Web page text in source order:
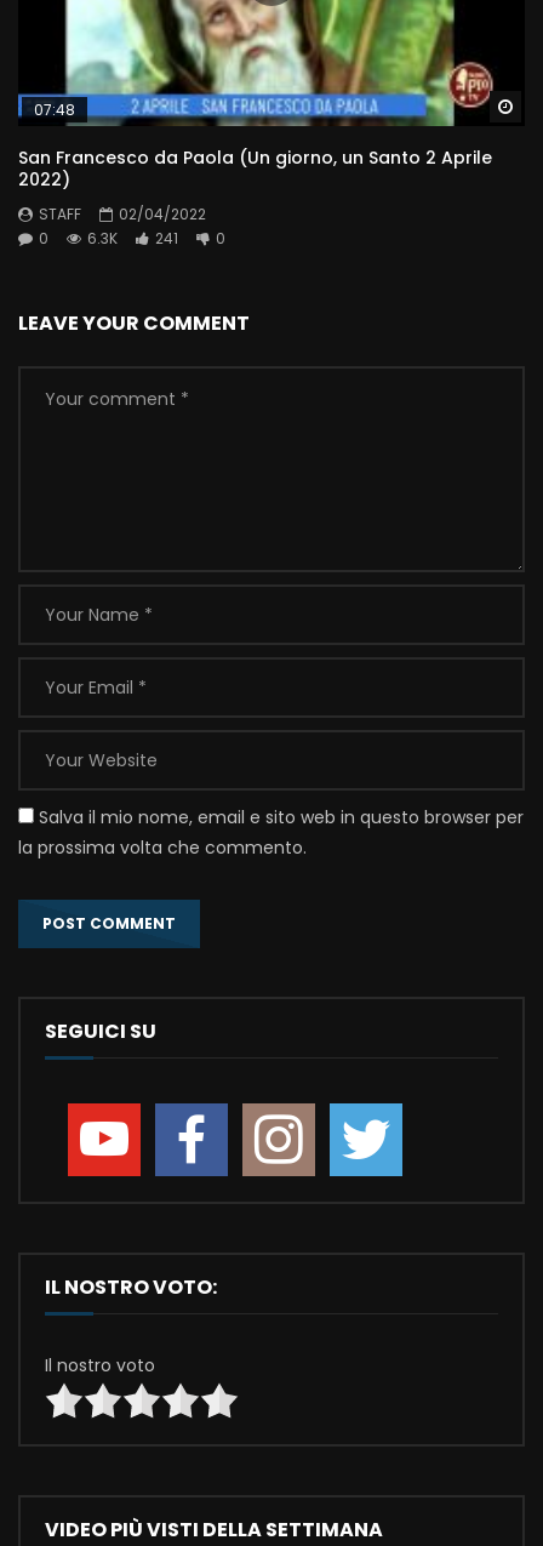
07:48
San Francesco da Paola (Un giorno, un Santo 2 Aprile
2022)
STAFF
02/04/2022
0
6.3K 241 0
LEAVE YOUR COMMENT
Salva il mio nome, email e sito web in questo browser per
la prossima volta che commento.
SEGUICI SU
IL NOSTRO VOTO:
Il nostro voto
VIDEO PIÙ VISTI DELLA SETTIMANA